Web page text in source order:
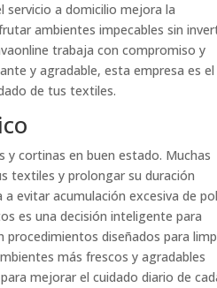
servicio a domicilio mejora la
ambientes impecables sin
trabaja con compromiso y
y agradable, esta empresa es el
de tus textiles.
y cortinas en buen estado. Muchas
textiles y prolongar su duración
evitar acumulación excesiva de
es una decisión inteligente para
procedimientos diseñados para
más frescos y agradables
mejorar el cuidado diario de